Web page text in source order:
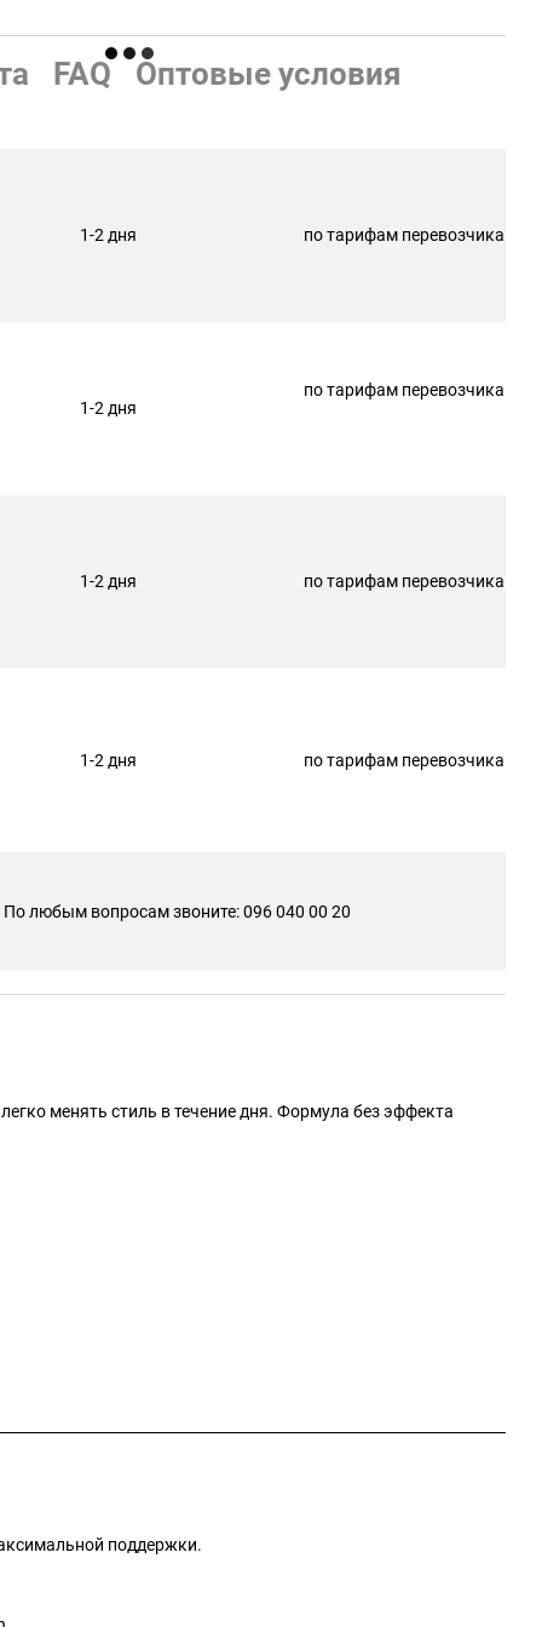
FAQ Оптовые условия
1-2 дня по тарифам перевозчика
1-2 дня
по тарифам перевозчика
1-2 дня по тарифам перевозчика
1-2 дня по тарифам перевозчика
По любым вопросам звоните: 096 040 00 20
менять стиль в течение дня. Формула без эффекта
поддержки.